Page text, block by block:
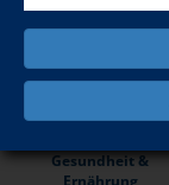
Gesundheit &